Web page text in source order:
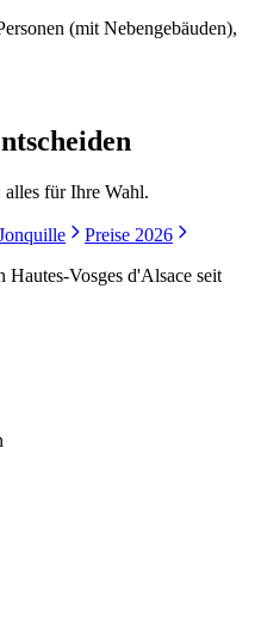
(mit Nebengebäuden),
alles für Ihre Wahl.
Preise 2026
Vosges d'Alsace seit